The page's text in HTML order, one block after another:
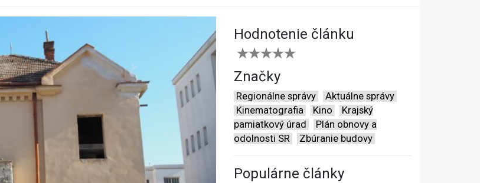
Hodnotenie článku
Značky
Regionálne správy
Aktuálne správy
Kinematografia
Kino
Krajský
pamiatkový úrad
Plán obnovy a
odolnosti SR
Zbúranie budovy
Populárne články